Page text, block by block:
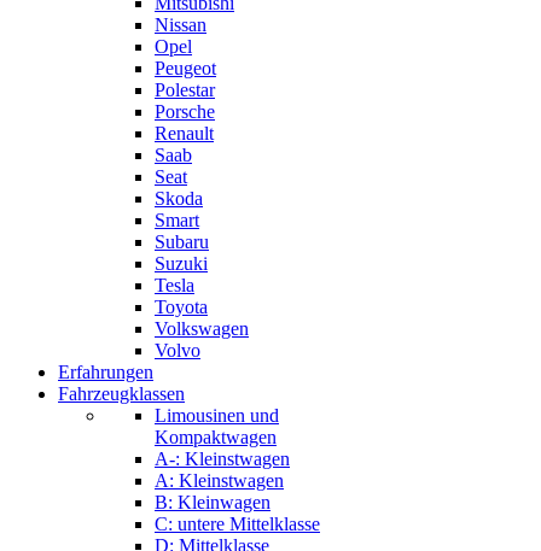
Nissan
Opel
Peugeot
Polestar
Porsche
Renault
Saab
Seat
Skoda
Smart
Subaru
Suzuki
Tesla
Toyota
Volkswagen
Volvo
Erfahrungen
Fahrzeugklassen
Limousinen und
Kompaktwagen
A-: Kleinstwagen
A: Kleinstwagen
B: Kleinwagen
C: untere Mittelklasse
D: Mittelklasse